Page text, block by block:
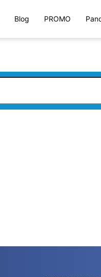
Blog PROMO